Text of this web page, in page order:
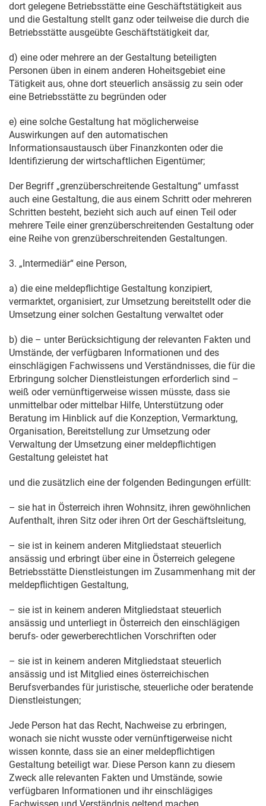
dort gelegene Betriebsstätte eine Geschäftstätigkeit aus
und die Gestaltung stellt ganz oder teilweise die durch die
Betriebsstätte ausgeübte Geschäftstätigkeit dar,
d) eine oder mehrere an der Gestaltung beteiligten
Personen üben in einem anderen Hoheitsgebiet eine
Tätigkeit aus, ohne dort steuerlich ansässig zu sein oder
eine Betriebsstätte zu begründen oder
e) eine solche Gestaltung hat möglicherweise
Auswirkungen auf den automatischen
Informationsaustausch über Finanzkonten oder die
Identifizierung der wirtschaftlichen Eigentümer;
Der Begriff „grenzüberschreitende Gestaltung“ umfasst
auch eine Gestaltung, die aus einem Schritt oder mehreren
Schritten besteht, bezieht sich auch auf einen Teil oder
mehrere Teile einer grenzüberschreitenden Gestaltung oder
eine Reihe von grenzüberschreitenden Gestaltungen.
3. „Intermediär“ eine Person,
a) die eine meldepflichtige Gestaltung konzipiert,
vermarktet, organisiert, zur Umsetzung bereitstellt oder die
Umsetzung einer solchen Gestaltung verwaltet oder
b) die – unter Berücksichtigung der relevanten Fakten und
Umstände, der verfügbaren Informationen und des
einschlägigen Fachwissens und Verständnisses, die für die
Erbringung solcher Dienstleistungen erforderlich sind –
weiß oder vernünftigerweise wissen müsste, dass sie
unmittelbar oder mittelbar Hilfe, Unterstützung oder
Beratung im Hinblick auf die Konzeption, Vermarktung,
Organisation, Bereitstellung zur Umsetzung oder
Verwaltung der Umsetzung einer meldepflichtigen
Gestaltung geleistet hat
und die zusätzlich eine der folgenden Bedingungen erfüllt:
– sie hat in Österreich ihren Wohnsitz, ihren gewöhnlichen
Aufenthalt, ihren Sitz oder ihren Ort der Geschäftsleitung,
– sie ist in keinem anderen Mitgliedstaat steuerlich
ansässig und erbringt über eine in Österreich gelegene
Betriebsstätte Dienstleistungen im Zusammenhang mit der
meldepflichtigen Gestaltung,
– sie ist in keinem anderen Mitgliedstaat steuerlich
ansässig und unterliegt in Österreich den einschlägigen
berufs- oder gewerberechtlichen Vorschriften oder
– sie ist in keinem anderen Mitgliedstaat steuerlich
ansässig und ist Mitglied eines österreichischen
Berufsverbandes für juristische, steuerliche oder beratende
Dienstleistungen;
Jede Person hat das Recht, Nachweise zu erbringen,
wonach sie nicht wusste oder vernünftigerweise nicht
wissen konnte, dass sie an einer meldepflichtigen
Gestaltung beteiligt war. Diese Person kann zu diesem
Zweck alle relevanten Fakten und Umstände, sowie
verfügbaren Informationen und ihr einschlägiges